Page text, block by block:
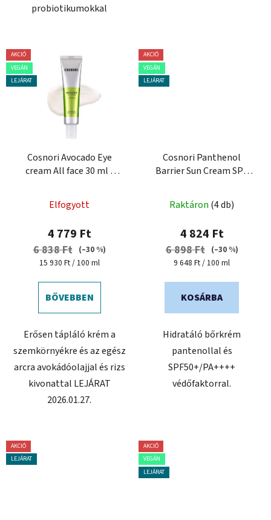
probiotikumokkal
AKCIÓ
VEGÁN
LEJÁRAT
Cosnori Avocado Eye
cream All face 30 ml -
Elfogyott
4 779 Ft
6 838 Ft
(–30 %)
Egységár:
15 930 Ft / 100 ml
BŐVEBBEN
Erősen tápláló krém a
szemkörnyékre és az egész
arcra avokádóolajjal és rizs
kivonattal LEJÁRAT
2026.01.27.
AKCIÓ
VEGÁN
LEJÁRAT
Cosnori Panthenol
Barrier Sun Cream SPF
krém
Raktáron (4 db)
4 824 Ft
6 898 Ft
(–30 %)
Egységár:
9 648 Ft / 100 ml
KOSÁRBA
Hidratáló bőrkrém
pantenollal és
SPF50+/PA++++
védőfaktorral.
AKCIÓ
LEJÁRAT
AKCIÓ
VEGÁN
LEJÁRAT